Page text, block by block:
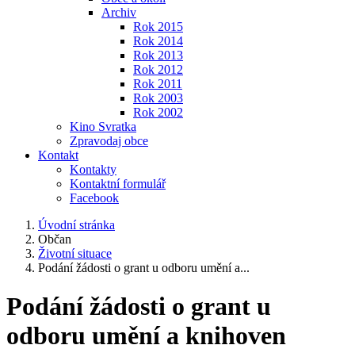
Archiv
Rok 2015
Rok 2014
Rok 2013
Rok 2012
Rok 2011
Rok 2003
Rok 2002
Kino Svratka
Zpravodaj obce
Kontakt
Kontakty
Kontaktní formulář
Facebook
Úvodní stránka
Občan
Životní situace
Podání žádosti o grant u odboru umění a...
Podání žádosti o grant u
odboru umění a knihoven